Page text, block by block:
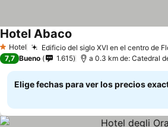
1 Estrellas
Hotel Edificio del siglo XVI en el centro de
Hotel Abaco
7,7 Bueno 1.615 a 0.3 km de: Catedral
Elige fechas para ver los precios